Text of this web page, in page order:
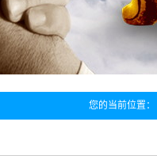
您的当前位置：